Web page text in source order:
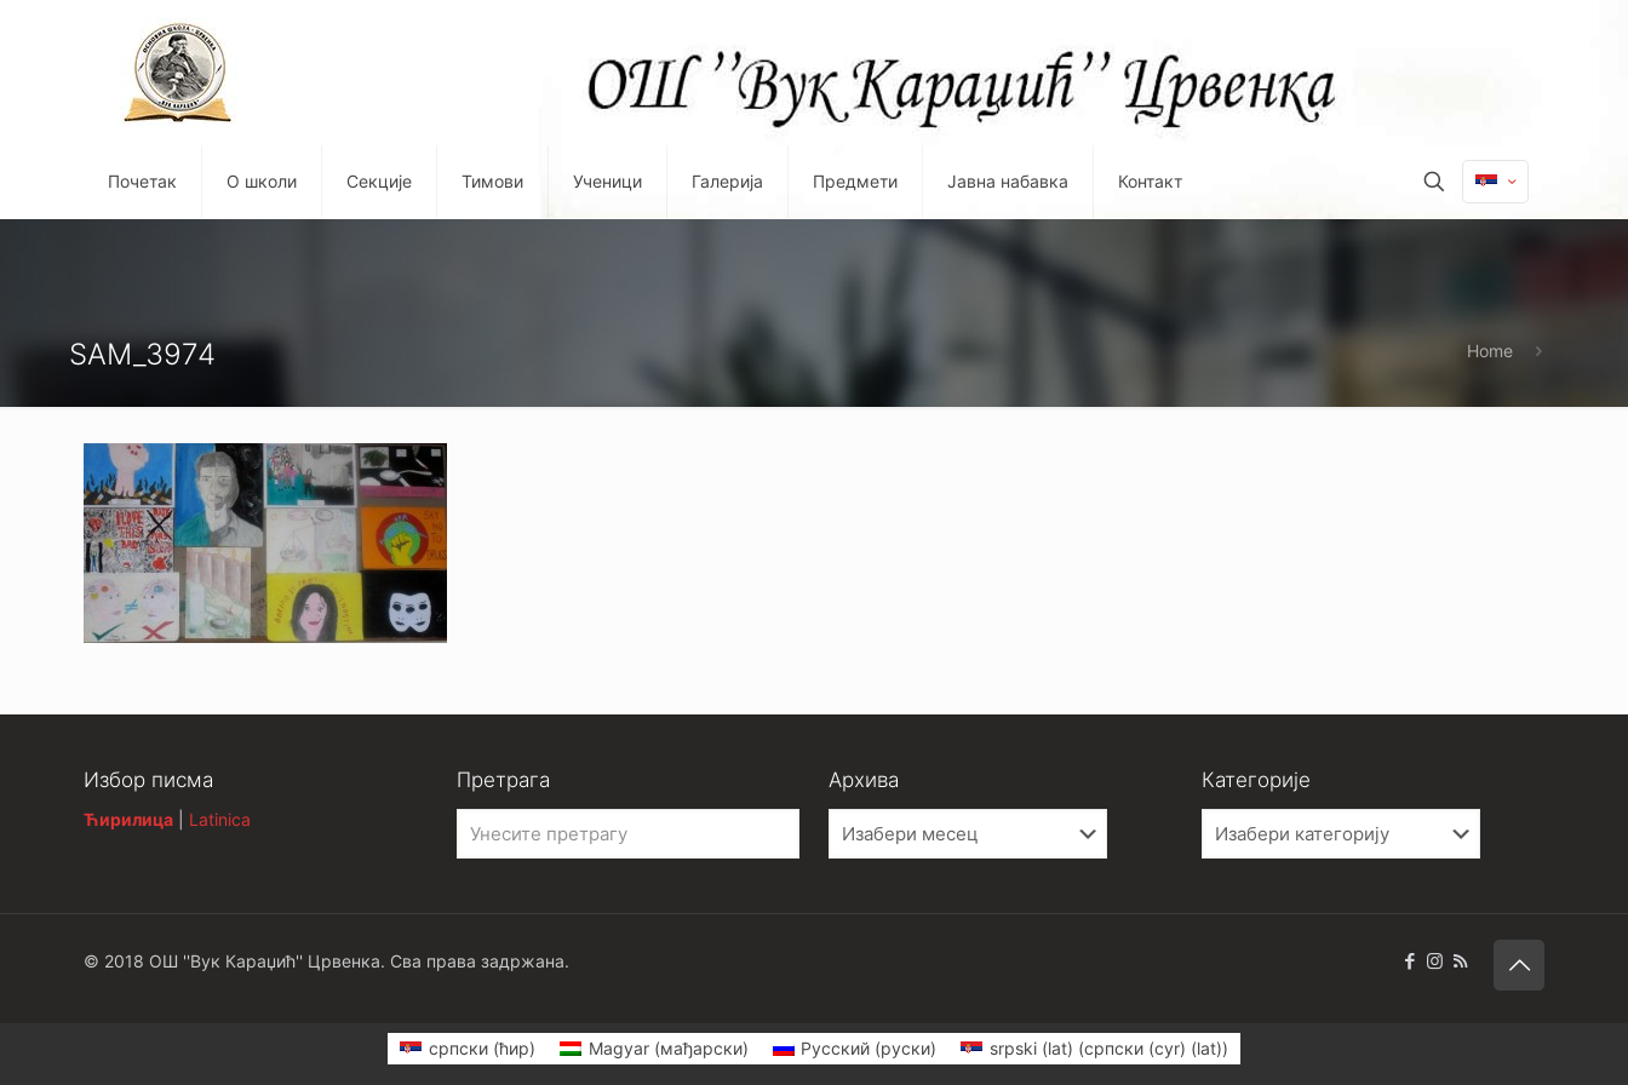
Почетак О школи Секције Тимови Ученици Галерија Предмети Јавна набавка Контакт
SAM_3974 Home
Избор писма
Ћирилица Latinica
Претрага Архива Категорије
© 2018 ОШ ''Вук Караџић'' Црвенка. Сва права задржана.
српски (ћир) Magyar(мађарски) Русский (руски) srpski (lat) (српски (cyr) (lat))